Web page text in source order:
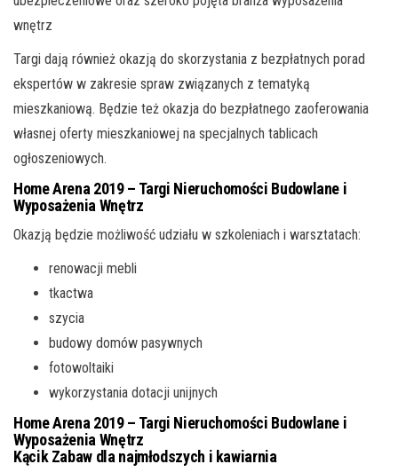
wnętrz
Targi dają również okazją do skorzystania z bezpłatnych porad
ekspertów w zakresie spraw związanych z tematyką
mieszkaniową. Będzie też okazja do bezpłatnego zaoferowania
własnej oferty mieszkaniowej na specjalnych tablicach
ogłoszeniowych.
Home Arena 2019 – Targi Nieruchomości Budowlane i
Wyposażenia Wnętrz
Okazją będzie możliwość udziału w szkoleniach i warsztatach:
renowacji mebli
tkactwa
szycia
budowy domów pasywnych
fotowoltaiki
wykorzystania dotacji unijnych
Home Arena 2019 – Targi Nieruchomości Budowlane i
Wyposażenia Wnętrz
Kącik Zabaw dla najmłodszych i kawiarnia